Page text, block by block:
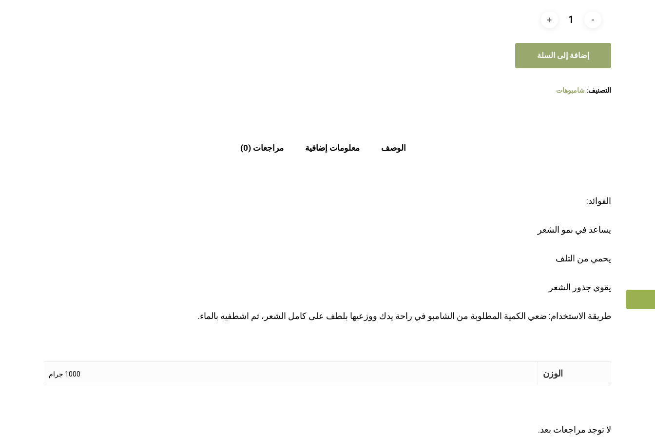
إضافة إلى السلة
التصنيف: شامبوهات
الوصف معلومات إضافية مراجعات (0)
الفوائد:
يساعد في نمو الشعر
يحمي من التلف
يقوي جذور الشعر
طريقة الاستخدام: ضعي الكمية المطلوبة من الشامبو في راحة يدك ووزعيها بلطف على كامل الشعر، ثم اشطفيه بالماء.
الوزن 1000 جرام
لا توجد مراجعات بعد.